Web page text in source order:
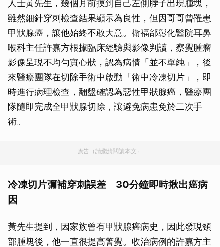
人士黃先生，幾個月前摸到自己左側脖子出現腫塊，
雖然細針穿刺檢查結果顯示為良性，但因哥哥曾罹患
甲狀腺癌，讓他始終不敢大意。衛福部彰化醫院耳鼻
喉科主任許嘉方根據臨床經驗與影像判讀，察覺腫瘤
影像呈現不均勻實心狀，認為病情「並不單純」，後
來醫療團隊在切除手術中啟動「術中冷凍切片」，即
時進行病理檢查，翻盤確認為惡性甲狀腺癌，醫療團
隊隨即完成全甲狀腺切除，讓避免病患免於二次手
術。
廣告（請繼續閱讀本文）
冷凍切片彌補穿刺誤差 30分鐘即時揪出癌病
因
黃先生提到，因家族曾有甲狀腺癌病史，因此發現頸
部腫塊後，他一直很提高警覺。收治病例的許嘉方主